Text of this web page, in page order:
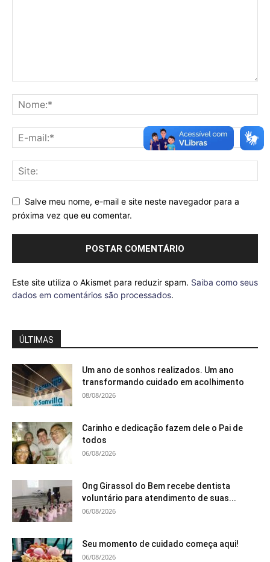
Salve meu nome, e-mail e site neste navegador para a
próxima vez que eu comentar.
Este site utiliza o Akismet para reduzir spam. Saiba como seus
dados em comentários são processados.
ÚLTIMAS
Um ano de sonhos realizados. Um ano
transformando cuidado em acolhimento
08/08/2026
Carinho e dedicação fazem dele o Pai de
todos
06/08/2026
Ong Girassol do Bem recebe dentista
voluntário para atendimento de suas...
06/08/2026
Seu momento de cuidado começa aqui!
06/08/2026